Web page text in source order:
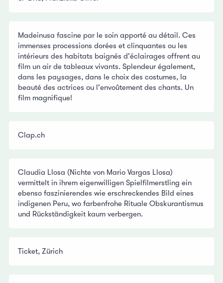
Madeinusa fascine par le soin apporté au détail. Ces
immenses processions dorées et clinquantes ou les
intérieurs des habitats baignés d'éclairages offrent au
film un air de tableaux vivants. Splendeur également,
dans les paysages, dans le choix des costumes, la
beauté des actrices ou l'envoûtement des chants. Un
film magnifique!
Clap.ch
Claudia Llosa (Nichte von Mario Vargas Llosa)
vermittelt in ihrem eigenwilligen Spielfilmerstling ein
ebenso faszinierendes wie erschreckendes Bild eines
indigenen Peru, wo farbenfrohe Rituale Obskurantismus
und Rückständigkeit kaum verbergen.
Ticket, Zürich